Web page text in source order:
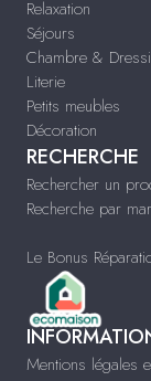
Relaxation
Séjours
Chambre &
Literie
Petits meubles
Décoration
RECHERCHE
Rechercher un
Recherche par
Le Bonus
Mentions légales